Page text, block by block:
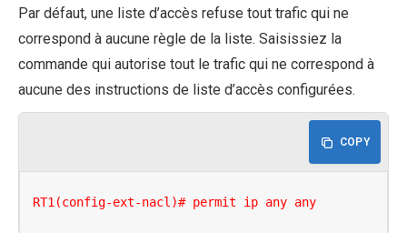
Par défaut, une liste d’accès refuse tout trafic qui ne
correspond à aucune règle de la liste. Saisissiez la
commande qui autorise tout le trafic qui ne correspond à
aucune des instructions de liste d’accès configurées.
COPY
RT1(config-ext-nacl)# permit ip any any